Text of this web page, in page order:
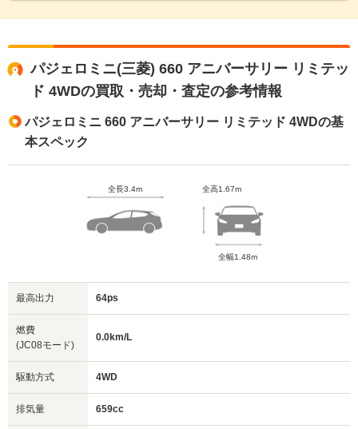
パジェロミニ(三菱) 660 アニバーサリー リミテッ
ド 4WDの買取・売却・査定の参考情報
パジェロミニ 660 アニバーサリー リミテッド 4WDの基
本スペック
全長3.4m 全高1.67m
全幅1.48m
最高出力 64ps
燃費
(JC08モード)
0.0km/L
駆動方式 4WD
排気量 659cc